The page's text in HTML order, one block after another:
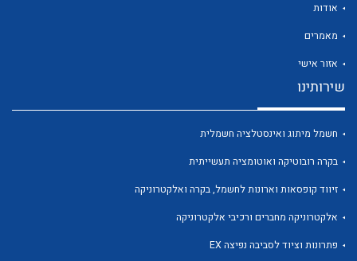
אודות
מאמרים
אזור אישי
שירותינו
חשמל מיתוג ואינסטלציה חשמלית
בקרה רובוטיקה ואוטומציה תעשייתית
זיווד קופסאות וארונות לחשמל, בקרה ואלקטרוניקה
אלקטרוניקה מחברים ורכיבי אלקטרוניקה
פתרונות וציוד לסביבה נפיצה EX